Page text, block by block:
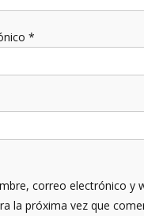
*
correo electrónico y
la próxima vez que